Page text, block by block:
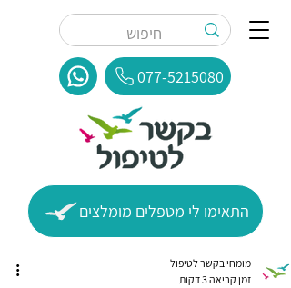
077-5215080
התאימו לי מטפלים מומלצים
מומחי בקשר לטיפול
זמן קריאה 3 דקות